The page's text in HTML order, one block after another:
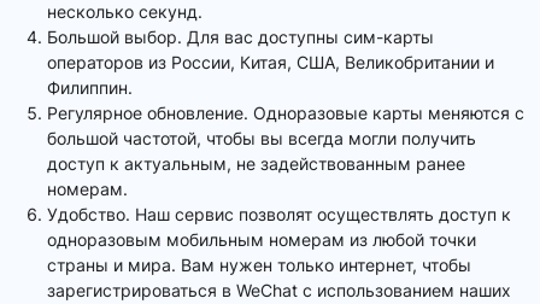
несколько секунд.
Большой выбор. Для вас доступны сим-карты
операторов из России, Китая, США, Великобритании и
Филиппин.
Регулярное обновление. Одноразовые карты меняются с
большой частотой, чтобы вы всегда могли получить
доступ к актуальным, не задействованным ранее
номерам.
Удобство. Наш сервис позволят осуществлять доступ к
одноразовым мобильным номерам из любой точки
страны и мира. Вам нужен только интернет, чтобы
зарегистрироваться в WeChat с использованием наших